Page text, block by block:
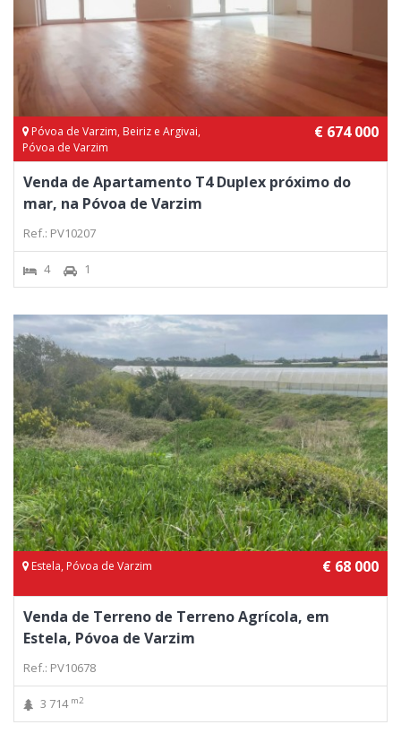
Póvoa de Varzim, Beiriz e Argivai,
Póvoa de Varzim
€ 674 000
Venda de Apartamento T4 Duplex próximo do
mar, na Póvoa de Varzim
Ref.: PV10207
4 1
Estela, Póvoa de Varzim € 68 000
Venda de Terreno de Terreno Agrícola, em
Estela, Póvoa de Varzim
Ref.: PV10678
3 714 m2